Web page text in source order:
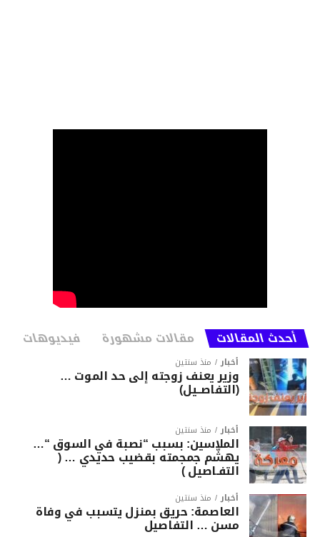
أحدث المقالات مقالات مشهورة فيديوهات
أخبار منذ سنتين
وزير يعنف زوجته إلى حد الموت …
(التفاصــيل)
أخبار منذ سنتين
الملاسين: بسبب “نصبة في السوق “…
يهشّم جمجمته بقضيب حديدي … (
التفـاصيل )
أخبار منذ سنتين
العاصمة: حريق بمنزل يتسبب في وفاة
مسن … التفاصيل